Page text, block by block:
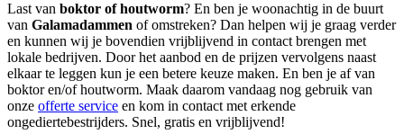
Last van boktor of houtworm? En ben je woonachtig in de buurt
van Galamadammen of omstreken? Dan helpen wij je graag verder
en kunnen wij je bovendien vrijblijvend in contact brengen met
lokale bedrijven. Door het aanbod en de prijzen vervolgens naast
elkaar te leggen kun je een betere keuze maken. En ben je af van
boktor en/of houtworm. Maak daarom vandaag nog gebruik van
onze offerte service en kom in contact met erkende
ongediertebestrijders. Snel, gratis en vrijblijvend!